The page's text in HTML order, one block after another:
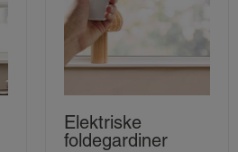
Elektriske
foldegardiner